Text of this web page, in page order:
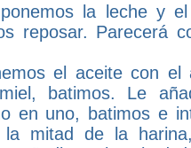
la leche y
reposar. Parecerá
el aceite con el
batimos. Le
en uno, batimos e
la mitad de la